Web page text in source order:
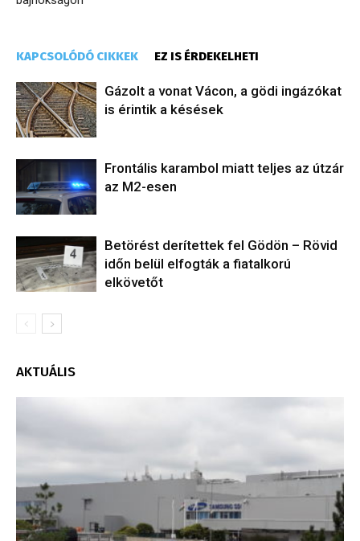
KAPCSOLÓDÓ CIKKEK EZ IS ÉRDEKELHETI
Gázolt a vonat Vácon, a gödi ingázókat
is érintik a késések
Frontális karambol miatt teljes az útzár
az M2-esen
Betörést derítettek fel Gödön – Rövid
időn belül elfogták a fiatalkorú
elkövetőt
AKTUÁLIS